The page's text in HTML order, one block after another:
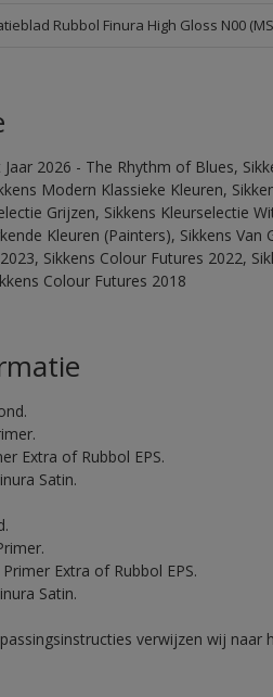
Rubbol Finura High Gloss N00
2026 - The Rhythm of Blues,
Modern Klassieke Kleuren,
Grijzen, Sikkens Kleurselectie
Kleuren (Painters), Sikkens
Sikkens Colour Futures 2022,
Colour Futures 2018
Extra of Rubbol EPS.
Satin.
Extra of Rubbol EPS.
Satin.
verwijzen wij